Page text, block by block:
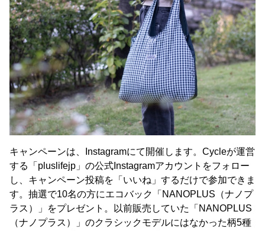
キャンペーンは、Instagramにて開催します。Cycleが運営
する「pluslifejp」の公式Instagramアカウントをフォロー
し、キャンペーン投稿を「いいね」するだけで参加できま
す。抽選で10名の方にエコバック「NANOPLUS（ナノプ
ラス）」をプレゼント。以前販売していた「NANOPLUS
（ナノプラス）」のクラシックモデルにはなかった柄5種